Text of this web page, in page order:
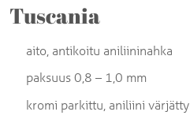
Tuscania
aito, antikoitu aniliininahka
paksuus 0,8 – 1,0 mm
kromi parkittu, aniliini värjätty